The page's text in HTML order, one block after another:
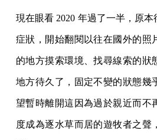
現在眼看 2020 年過了一半，原
症狀，開始翻閱以往在國外的照
的地方摸索環境、找尋線索的狀
地方待久了，固定不變的狀態幾
望暫時離開這因為過於親近而不
度成為逐水草而居的遊牧者之聲